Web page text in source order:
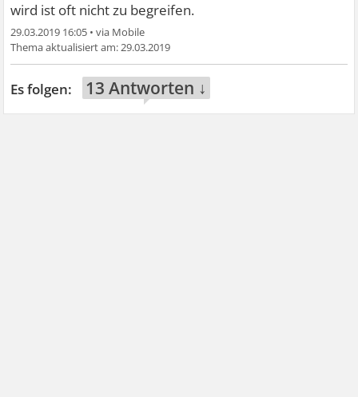
wird ist oft nicht zu begreifen.
29.03.2019 16:05 •
29.03.2019
13 Antworten ↓